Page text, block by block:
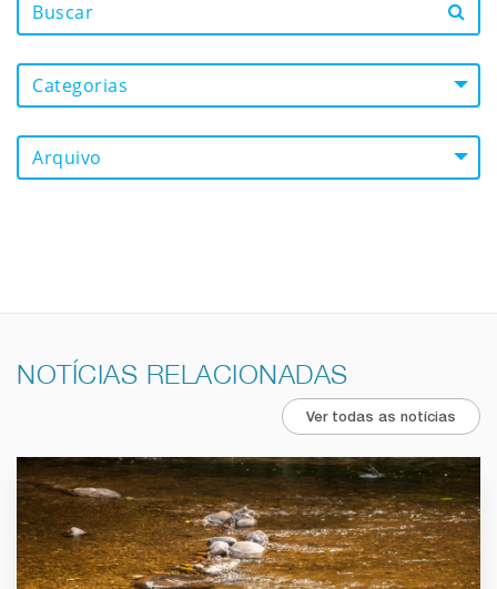
Categorias
Arquivo
NOTÍCIAS RELACIONADAS
Ver todas as notícias